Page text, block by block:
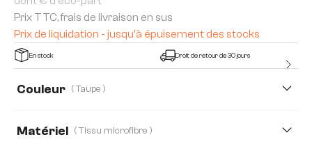
Prix TTC, frais de livraison en sus
Prix de liquidation - jusqu'à épuisement des stocks
En stock Droit de retour de 30 jours
Couleur ( Taupe )
Matériel ( Tissu microfibre )